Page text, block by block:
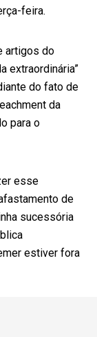
feira.
artigos do
extraordinária”
do fato de
da
para o
esse
de
sucessória
estiver fora